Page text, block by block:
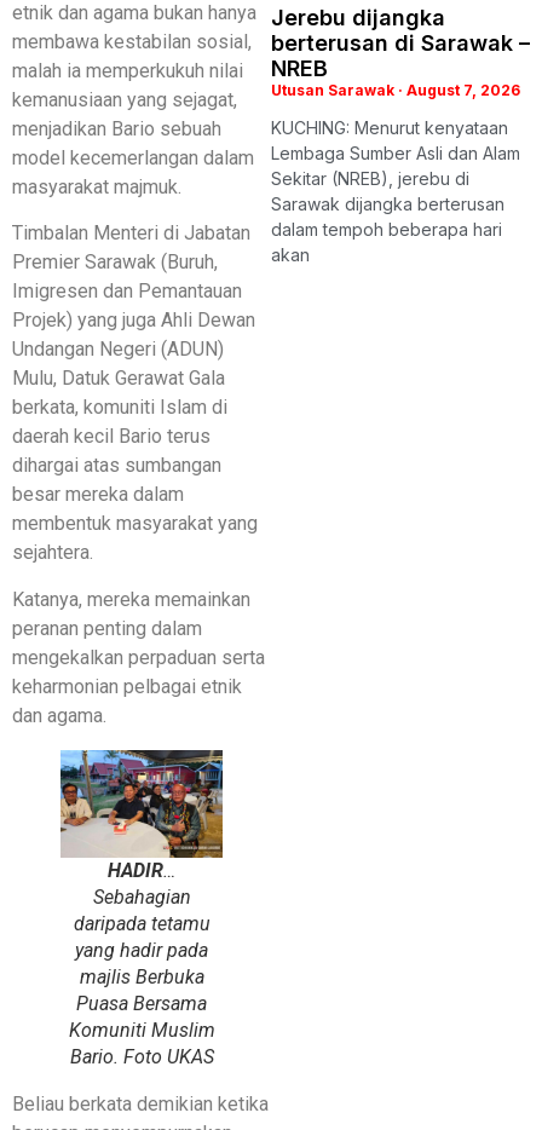
etnik dan agama bukan hanya
membawa kestabilan sosial,
malah ia memperkukuh nilai
kemanusiaan yang sejagat,
menjadikan Bario sebuah
model kecemerlangan dalam
masyarakat majmuk.
Timbalan Menteri di Jabatan
Premier Sarawak (Buruh,
Imigresen dan Pemantauan
Projek) yang juga Ahli Dewan
Undangan Negeri (ADUN)
Mulu, Datuk Gerawat Gala
berkata, komuniti Islam di
daerah kecil Bario terus
dihargai atas sumbangan
besar mereka dalam
membentuk masyarakat yang
sejahtera.
Katanya, mereka memainkan
peranan penting dalam
mengekalkan perpaduan serta
keharmonian pelbagai etnik
dan agama.
HADIR…
Sebahagian
daripada tetamu
yang hadir pada
majlis Berbuka
Puasa Bersama
Komuniti Muslim
Bario. Foto UKAS
Beliau berkata demikian ketika
Jerebu dijangka
berterusan di Sarawak –
NREB
Utusan Sarawak August 7, 2026
KUCHING: Menurut kenyataan
Lembaga Sumber Asli dan Alam
Sekitar (NREB), jerebu di
Sarawak dijangka berterusan
dalam tempoh beberapa hari
akan